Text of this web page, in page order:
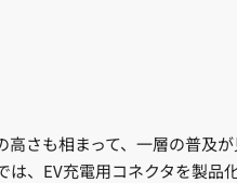
さも相まって、一層の普及
、EV充電用コネクタを製